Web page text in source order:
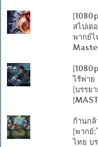
สไปเด
พากย์ไ
ไร้พ่าย
[บรรย
ก้านก
[พากย์
ไทย บ